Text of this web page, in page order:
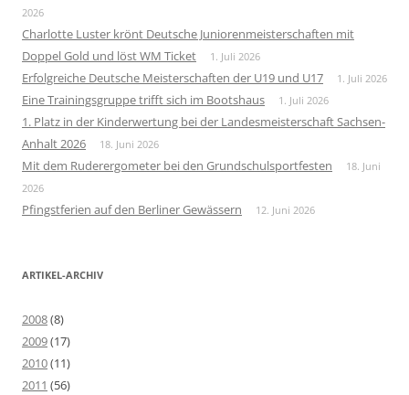
2026
Charlotte Luster krönt Deutsche Juniorenmeisterschaften mit
Doppel Gold und löst WM Ticket
1. Juli 2026
Erfolgreiche Deutsche Meisterschaften der U19 und U17 1. Juli 2026
Eine Trainingsgruppe trifft sich im Bootshaus 1. Juli 2026
1. Platz in der Kinderwertung bei der Landesmeisterschaft Sachsen-
Anhalt 2026
18. Juni 2026
Mit dem Ruderergometer bei den Grundschulsportfesten
18. Juni
2026
Pfingstferien auf den Berliner Gewässern 12. Juni 2026
ARTIKEL-ARCHIV
2008(8)
2009(17)
2010(11)
2011 (56)